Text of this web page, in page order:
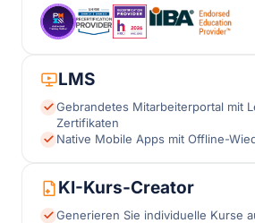
LMS
Gebrandetes Mitarbeiterportal mit
Zertifikaten
Native Mobile Apps mit Offline-
KI-Kurs-Creator
Generieren Sie individuelle Kurse